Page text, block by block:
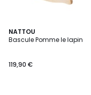
NATTOU
Bascule Pomme le lapin
119,90 €